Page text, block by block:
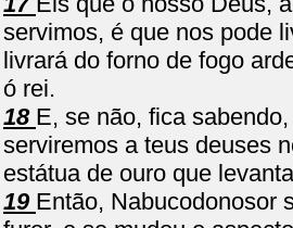
servimos, é que nos pode
livrará do forno de fogo
ó rei.
18 E, se não, fica
serviremos a teus deuses
estátua de ouro que
19 Então, Nabucodonosor